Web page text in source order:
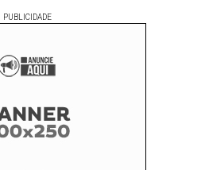
PUBLICIDADE